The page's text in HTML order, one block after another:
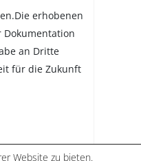
erhobenen
an Dritte
für die Zukunft
Website zu bieten.